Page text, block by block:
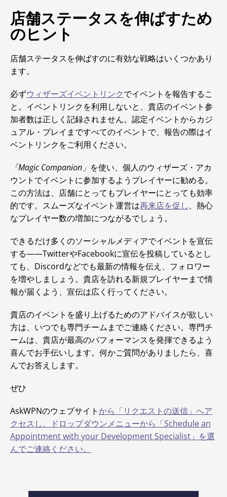
店舗ステータスを伸ばすため
のヒント
店舗ステータスを伸ばすのに有効な戦略はいくつかあり
ます。
必ずウィザーズイベントリンクでイベントを報告するこ
と。イベントリンクを利用しないと、貴店のイベント参
加者数は正しく記録されません。認定イベントからカジ
ュアル・プレイまですべてのイベントで、報告の際はイ
ベントリンクをご利用ください。
「Magic Companion」 を使い、個人のウィザーズ・アカ
ウントでイベントに参加するようプレイヤーに勧める。
この方法は、店舗にとってもプレイヤーにとっても効率
的です。スムーズなイベント運営は再来店を促し、熱心
なプレイヤー数の増加につながるでしょう。
できるだけ多くのソーシャルメディアでイベントを宣伝
する――TwitterやFacebookに宣伝を投稿しているとし
ても、Discordなどでも最新の情報を伝え、フォロワー
を増やしましょう。貴店を訪れる新規プレイヤーまで情
報が届くよう、宣伝は広く行ってください。
貴店のイベントを盛り上げるためのアドバイスが欲しい
方は、いつでも専門チームまでご連絡ください。専門チ
ームは、貴店が最高のパフォーマンスを発揮できるよう
喜んでお手伝いします。何かご質問がありましたら、喜
んでお答えします。
ぜひ
AskWPNのウェブサイトから「リクエストの送信」へア
クセスし、ドロップダウンメニューから「Schedule an
Appointment with your Development Specialist」を選
んでご連絡ください。